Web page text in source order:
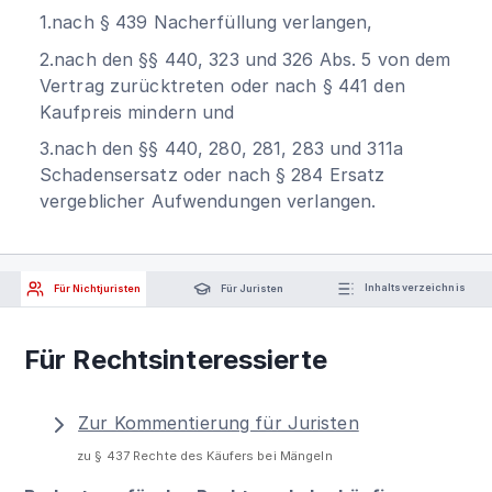
1.nach § 439 Nacherfüllung verlangen,
2.nach den §§ 440, 323 und 326 Abs. 5 von dem
Vertrag zurücktreten oder nach § 441 den
Kaufpreis mindern und
3.nach den §§ 440, 280, 281, 283 und 311a
Schadensersatz oder nach § 284 Ersatz
vergeblicher Aufwendungen verlangen.
Für Nichtjuristen Für Juristen Inhaltsverzeichnis
Für Rechtsinteressierte
Zur Kommentierung für Juristen
zu § 437 Rechte des Käufers bei Mängeln